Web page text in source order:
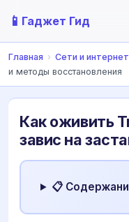
📱 Гаджет Гид
Главная › Сети и интернет
и методы восстановления
Как оживить
завис на
📋